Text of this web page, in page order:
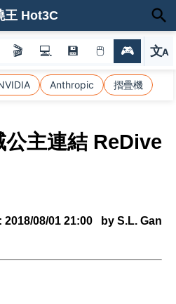
🎬 💻 💾 🖱 🎮 文A
選
Anthropic 摺疊機
王 Hot3C
主連結 ReDive
2018/08/01 21:00 by S.L. Gan